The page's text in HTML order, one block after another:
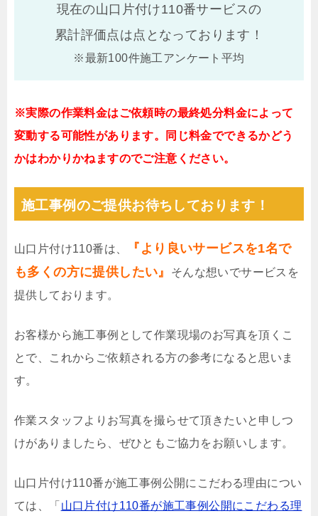
現在の山口片付け110番サービスの
累計評価点は点となっております！
※最新100件施工アンケート平均
※実際の作業料金はご依頼時の最終処分料金によって
変動する可能性があります。同じ料金でできるかどう
かはわかりかねますのでご注意ください。
施工事例のご提供お待ちしております！
山口片付け110番は、
『より良いサービスを1名で
も多くの方に提供したい』
そんな想いでサービスを
提供しております。
お客様から施工事例として作業現場のお写真を頂くこ
とで、これからご依頼される方の参考になると思いま
す。
作業スタッフよりお写真を撮らせて頂きたいと申しつ
けがありましたら、ぜひともご協力をお願いします。
山口片付け110番が施工事例公開にこだわる理由につい
ては、「 山口片付け110番が施工事例公開にこだわる理